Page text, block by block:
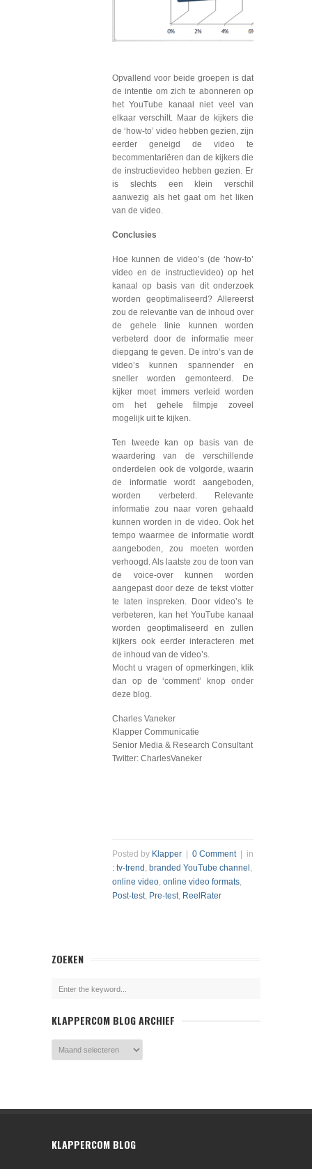
Opvallend voor beide groepen is dat
de intentie om zich te abonneren op
het YouTube kanaal niet veel van
elkaar verschilt. Maar de kijkers die
de ‘how-to’ video hebben gezien, zijn
eerder geneigd de video te
becommentariëren dan de kijkers die
de instructievideo hebben gezien. Er
is slechts een klein verschil
aanwezig als het gaat om het liken
van de video.
Conclusies
Hoe kunnen de video’s (de ‘how-to’
video en de instructievideo) op het
kanaal op basis van dit onderzoek
worden geoptimaliseerd? Allereerst
zou de relevantie van de inhoud over
de gehele linie kunnen worden
verbeterd door de informatie meer
diepgang te geven. De intro’s van de
video’s kunnen spannender en
sneller worden gemonteerd. De
kijker moet immers verleid worden
om het gehele filmpje zoveel
mogelijk uit te kijken.
Ten tweede kan op basis van de
waardering van de verschillende
onderdelen ook de volgorde, waarin
de informatie wordt aangeboden,
worden verbeterd. Relevante
informatie zou naar voren gehaald
kunnen worden in de video. Ook het
tempo waarmee de informatie wordt
aangeboden, zou moeten worden
verhoogd. Als laatste zou de toon van
de voice-over kunnen worden
aangepast door deze de tekst vlotter
te laten inspreken. Door video’s te
verbeteren, kan het YouTube kanaal
worden geoptimaliseerd en zullen
kijkers ook eerder interacteren met
de inhoud van de video’s.
Mocht u vragen of opmerkingen, klik
dan op de ‘comment’ knop onder
deze blog.
Charles Vaneker
Klapper Communicatie
Senior Media & Research Consultant
Twitter: CharlesVaneker
Posted by Klapper 0 Comment| in
: tv-trend , branded YouTube channel ,
online video, online video formats,
Post-test, Pre-test, ReelRater
ZOEKEN
KLAPPERCOM BLOG ARCHIEF
KLAPPERCOM BLOG